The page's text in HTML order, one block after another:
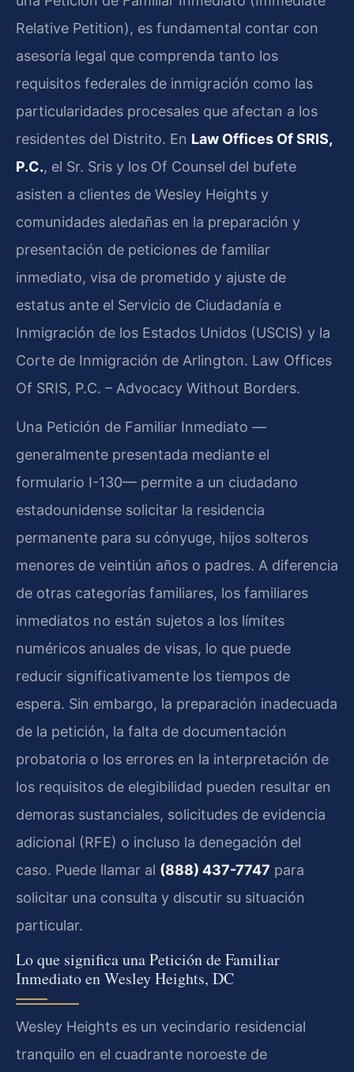
Relative Petition), es fundamental contar con
asesoría legal que comprenda tanto los
requisitos federales de inmigración como las
particularidades procesales que afectan a los
residentes del Distrito. En Law Offices Of SRIS,
P.C., el Sr. Sris y los Of Counsel del bufete
asisten a clientes de Wesley Heights y
comunidades aledañas en la preparación y
presentación de peticiones de familiar
inmediato, visa de prometido y ajuste de
estatus ante el Servicio de Ciudadanía e
Inmigración de los Estados Unidos (USCIS) y la
Corte de Inmigración de Arlington. Law Offices
Of SRIS, P.C. – Advocacy Without Borders.
Una Petición de Familiar Inmediato —
generalmente presentada mediante el
formulario I-130— permite a un ciudadano
estadounidense solicitar la residencia
permanente para su cónyuge, hijos solteros
menores de veintiún años o padres. A diferencia
de otras categorías familiares, los familiares
inmediatos no están sujetos a los límites
numéricos anuales de visas, lo que puede
reducir significativamente los tiempos de
espera. Sin embargo, la preparación inadecuada
de la petición, la falta de documentación
probatoria o los errores en la interpretación de
los requisitos de elegibilidad pueden resultar en
demoras sustanciales, solicitudes de evidencia
adicional (RFE) o incluso la denegación del
caso. Puede llamar al (888) 437-7747 para
solicitar una consulta y discutir su situación
particular.
Lo que significa una Petición de Familiar
Inmediato en Wesley Heights, DC
Wesley Heights es un vecindario residencial
tranquilo en el cuadrante noroeste de